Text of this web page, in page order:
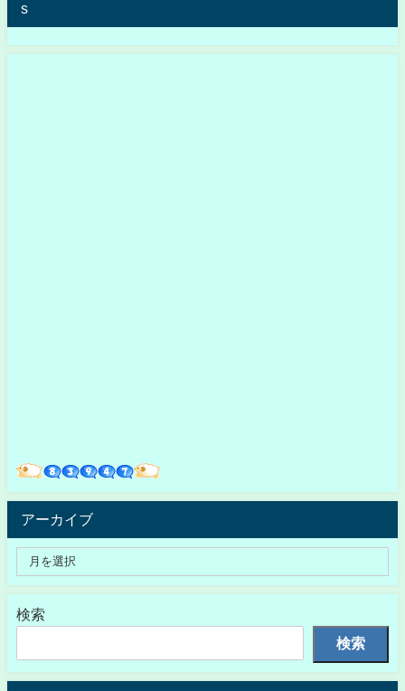
s
アーカイブ
検索
検索